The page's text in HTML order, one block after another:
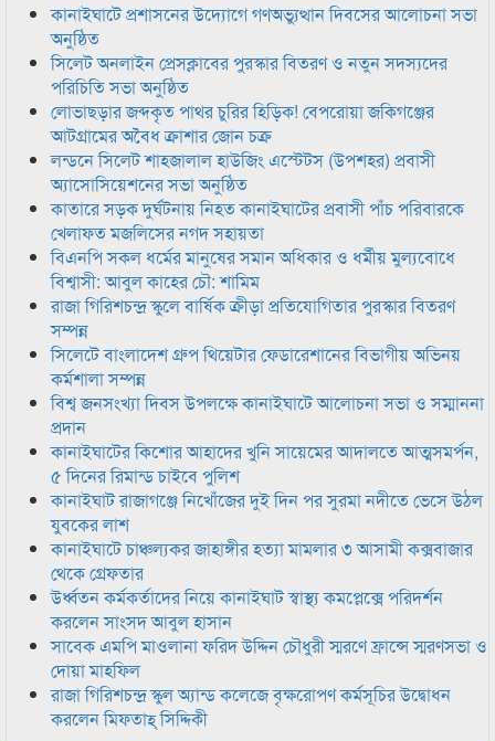
কানাইঘাটে প্রশাসনের উদ্যোগে গণঅভ্যুত্থান দিবসের আলোচনা সভা
অনুষ্ঠিত
সিলেট অনলাইন প্রেসক্লাবের পুরস্কার বিতরণ ও নতুন সদস্যদের
পরিচিতি সভা অনুষ্ঠিত
লোভাছড়ার জব্দকৃত পাথর চুরির হিড়িক! বেপরোয়া জকিগঞ্জের
আটগ্রামের অবৈধ ক্রাশার জোন চক্র
লন্ডনে সিলেট শাহজালাল হাউজিং এস্টেটস (উপশহর) প্রবাসী
অ্যাসোসিয়েশনের সভা অনুষ্ঠিত
কাতারে সড়ক দুর্ঘটনায় নিহত কানাইঘাটের প্রবাসী পাঁচ পরিবারকে
খেলাফত মজলিসের নগদ সহায়তা
বিএনপি সকল ধর্মের মানুষের সমান অধিকার ও ধর্মীয় মুল্যবোধে
বিশ্বাসী: আবুল কাহের চৌ: শামিম
রাজা গিরিশচন্দ্র স্কুলে বার্ষিক ক্রীড়া প্রতিযোগিতার পুরস্কার বিতরণ
সম্পন্ন
সিলেটে বাংলাদেশ গ্রুপ থিয়েটার ফেডারেশানের বিভাগীয় অভিনয়
কর্মশালা সম্পন্ন
বিশ্ব জনসংখ্যা দিবস উপলক্ষে কানাইঘাটে আলোচনা সভা ও সম্মাননা
প্রদান
কানাইঘাটের কিশোর আহাদের খুনি সায়েমের আদালতে আত্মসমর্পন,
৫ দিনের রিমান্ড চাইবে পুলিশ
কানাইঘাট রাজাগঞ্জে নিখোঁজের দুই দিন পর সুরমা নদীতে ভেসে উঠল
যুবকের লাশ
কানাইঘাটে চাঞ্চল্যকর জাহাঙ্গীর হত্যা মামলার ৩ আসামী কক্সবাজার
থেকে গ্রেফতার
উর্ধ্বতন কর্মকর্তাদের নিয়ে কানাইঘাট স্বাস্থ্য কমপ্লেক্সে পরিদর্শন
করলেন সাংসদ আবুল হাসান
সাবেক এমপি মাওলানা ফরিদ উদ্দিন চৌধুরী স্মরণে ফ্রান্সে স্মরণসভা ও
দোয়া মাহফিল
রাজা গিরিশচন্দ্র স্কুল অ্যান্ড কলেজে বৃক্ষরোপণ কর্মসূচির উদ্বোধন
করলেন মিফতাহ্ সিদ্দিকী